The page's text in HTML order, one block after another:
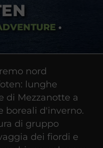
•
nord
lunghe
di Mezzanotte a
boreali d'inverno.
di gruppo
dei fiordi e